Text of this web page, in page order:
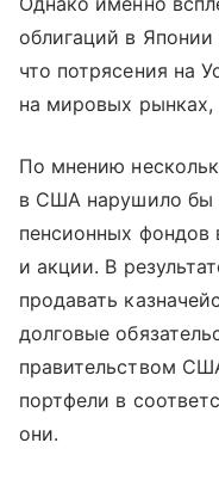
облигаций в
что потрясения на
на мировых рынках,
По мнению
в США нарушило бы
пенсионных
и акции. В
продавать
долговые
правительством
портфели в
они.